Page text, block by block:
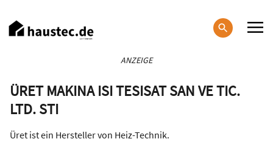
zum
Inhalt
ANZEIGE
ÜRET MAKINA ISI TESISAT SAN VE TIC.
LTD. STI
Üret ist ein Hersteller von Heiz-Technik.